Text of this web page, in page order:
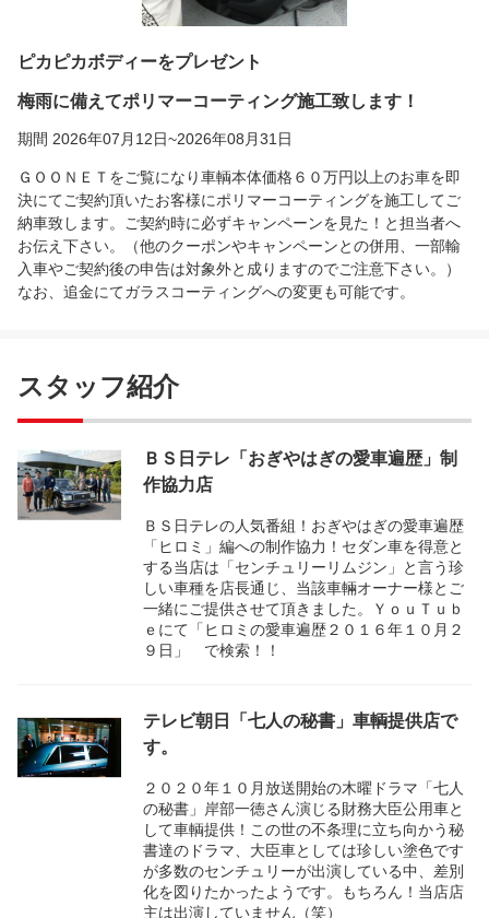
ピカピカボディーをプレゼント
梅雨に備えてポリマーコーティング施工致します！
期間 2026年07月12日~2026年08月31日
ＧＯＯＮＥＴをご覧になり車輌本体価格６０万円以上のお車を即
決にてご契約頂いたお客様にポリマーコーティングを施工してご
納車致します。ご契約時に必ずキャンペーンを見た！と担当者へ
お伝え下さい。（他のクーポンやキャンペーンとの併用、一部輸
入車やご契約後の申告は対象外と成りますのでご注意下さい。）
なお、追金にてガラスコーティングへの変更も可能です。
スタッフ紹介
ＢＳ日テレ「おぎやはぎの愛車遍歴」制
作協力店
ＢＳ日テレの人気番組！おぎやはぎの愛車遍歴
「ヒロミ」編への制作協力！セダン車を得意と
する当店は「センチュリーリムジン」と言う珍
しい車種を店長通じ、当該車輛オーナー様とご
一緒にご提供させて頂きました。ＹｏｕＴｕｂ
ｅにて「ヒロミの愛車遍歴２０１６年１０月２
９日」 で検索！！
テレビ朝日「七人の秘書」車輌提供店で
す。
２０２０年１０月放送開始の木曜ドラマ「七人
の秘書」岸部一徳さん演じる財務大臣公用車と
して車輌提供！この世の不条理に立ち向かう秘
書達のドラマ、大臣車としては珍しい塗色です
が多数のセンチュリーが出演している中、差別
化を図りたかったようです。もちろん！当店店
主は出演していません（笑）